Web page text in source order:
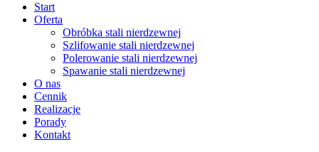
Start
Oferta
Obróbka stali nierdzewnej
Szlifowanie stali nierdzewnej
Polerowanie stali nierdzewnej
Spawanie stali nierdzewnej
O nas
Cennik
Realizacje
Porady
Kontakt